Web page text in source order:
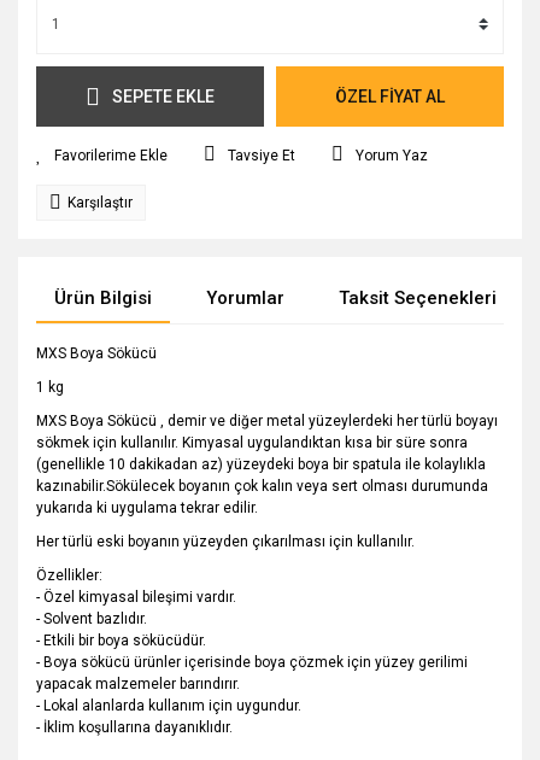
SEPETE EKLE ÖZEL FİYAT AL
Tavsiye Et Yorum Yaz
Karşılaştır
Ürün Bilgisi Yorumlar Taksit Seçenekleri
MXS Boya Sökücü
1 kg
MXS Boya Sökücü , demir ve diğer metal yüzeylerdeki her türlü boyayı
sökmek için kullanılır. Kimyasal uygulandıktan kısa bir süre sonra
(genellikle 10 dakikadan az) yüzeydeki boya bir spatula ile kolaylıkla
kazınabilir.Sökülecek boyanın çok kalın veya sert olması durumunda
yukarıda ki uygulama tekrar edilir.
Her türlü eski boyanın yüzeyden çıkarılması için kullanılır.
Özellikler:
- Özel kimyasal bileşimi vardır.
- Solvent bazlıdır.
- Etkili bir boya sökücüdür.
- Boya sökücü ürünler içerisinde boya çözmek için yüzey gerilimi
yapacak malzemeler barındırır.
- Lokal alanlarda kullanım için uygundur.
- İklim koşullarına dayanıklıdır.